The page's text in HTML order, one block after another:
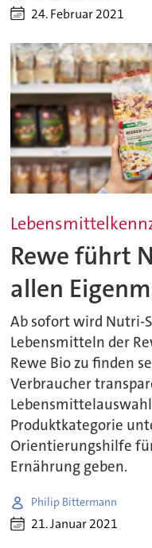
24. Februar 2021
Rewe führt
allen
Ab sofort wird Nutri-
Lebensmitteln der
Rewe Bio zu finden
Verbraucher
Produktkategorie
Orientierungshilfe
Ernährung geben.
Philip Bittermann
21. Januar 2021